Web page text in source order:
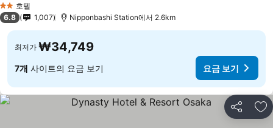
2 성급호텔
6.8 1,007 Nipponbashi Station에서 2.6km
최저가 ₩34,749
7개 사이트의 요금 보기 요금 보기
공유 즐